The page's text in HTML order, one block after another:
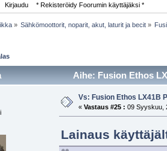
Kirjaudu * Rekisteröidy Foorumin käyttäjäksi *
» Sähkömoottorit, noparit, akut, laturit ja becit»
Aihe: Fusion Ethos
Vs: Fusion Ethos LX41B
« Vastaus #25 : 09 Syyskuu,
Lainaus